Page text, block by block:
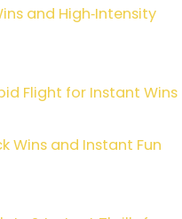
and High‑Intensity
Flight for Instant Wins
Wins and Instant Fun